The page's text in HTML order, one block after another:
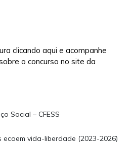
clicando aqui e acompanhe
o concurso no site da
Social – CFESS
vida-liberdade (2023-2026)